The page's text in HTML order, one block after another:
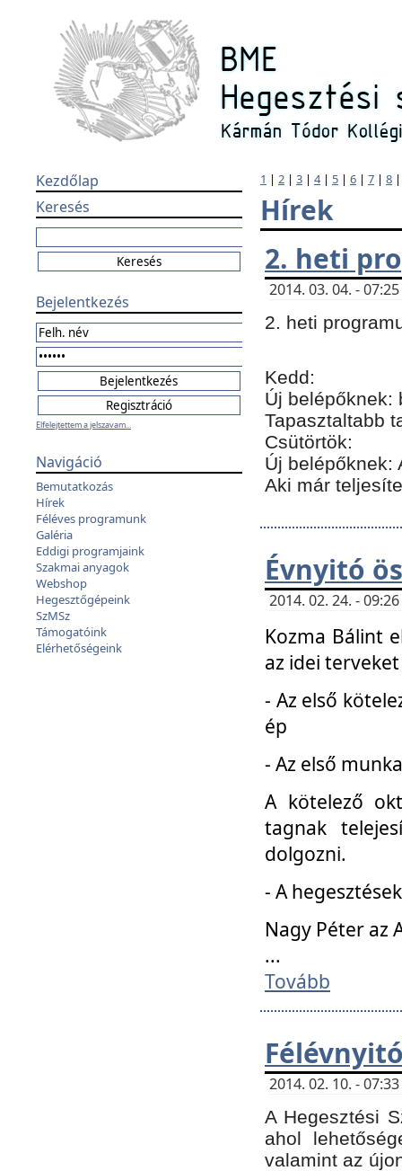
Kezdőlap
Keresés
Bejelentkezés
Elfelejtettem a jelszavam...
Navigáció
Bemutatkozás
Hírek
Féléves programunk
Galéria
Eddigi programjaink
Szakmai anyagok
Webshop
Hegesztőgépeink
SzMSz
Támogatóink
Elérhetőségeink
1 | 2 | 3 | 4| 5 | 6 | 7 | 8
Hírek
2. heti
2014. 03. 04. -
2. heti
Kedd:
Új belépőknek:
Tapasztaltabb
Csütörtök:
Új belépőknek:
Aki már
Évnyitó
2014. 02. 24. -
Kozma Bálint
az idei
- Az első
ép
- Az első
A kötelező
tagnak
dolgozni.
- A
Nagy Péter az
...
Tovább
2014. 02. 10. -
A Hegesztési
ahol
valamint az